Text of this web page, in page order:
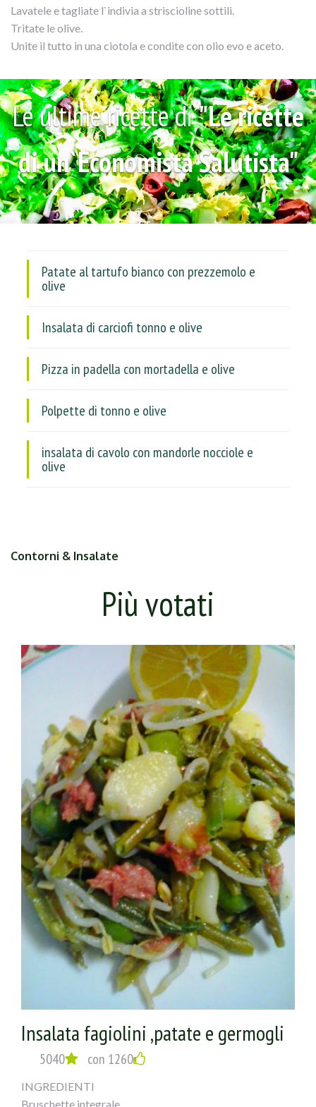
Lavatele e tagliate l`indivia a striscioline sottili.
Tritate le olive.
Unite il tutto in una ciotola e condite con olio evo e aceto.
Le ultime ricette di"Le ricette
di un`Economista Salutista"
Patate al tartufo bianco con prezzemolo e
olive
Insalata di carciofi tonno e olive
Pizza in padella con mortadella e olive
Polpette di tonno e olive
insalata di cavolo con mandorle nocciole e
olive
Contorni & Insalate
Più votati
Insalata fagiolini ,patate e germogli
5040 con 1260
INGREDIENTI
Bruschette integrale